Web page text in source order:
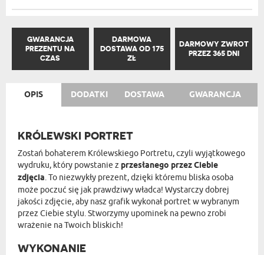
GWARANCJA
PREZENTU NA
CZAS
DARMOWA
DOSTAWA OD 175
ZŁ
DARMOWY ZWROT
PRZEZ 365 DNI
OPIS DODATKI DOSTAWA GWARANCJA
KRÓLEWSKI PORTRET
Zostań bohaterem Królewskiego Portretu, czyli wyjątkowego
wydruku, który powstanie z przesłanego przez Ciebie
zdjęcia. To niezwykły prezent, dzięki któremu bliska osoba
może poczuć się jak prawdziwy władca! Wystarczy dobrej
jakości zdjęcie, aby nasz grafik wykonał portret w wybranym
przez Ciebie stylu. Stworzymy upominek na pewno zrobi
wrażenie na Twoich bliskich!
WYKONANIE